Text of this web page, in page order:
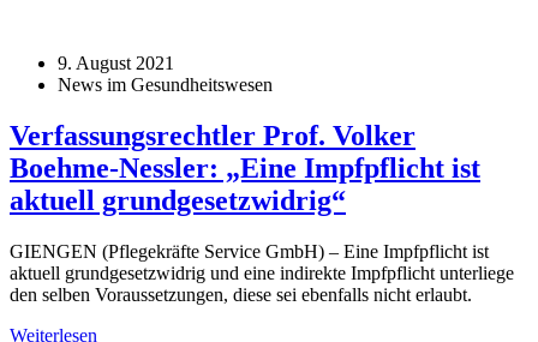
9. August 2021
News im Gesundheitswesen
Verfassungsrechtler Prof. Volker
Boehme-Nessler: „Eine Impfpflicht ist
aktuell grundgesetzwidrig“
GIENGEN (Pflegekräfte Service GmbH) – Eine Impfpflicht ist
aktuell grundgesetzwidrig und eine indirekte Impfpflicht unterliege
den selben Voraussetzungen, diese sei ebenfalls nicht erlaubt.
Weiterlesen